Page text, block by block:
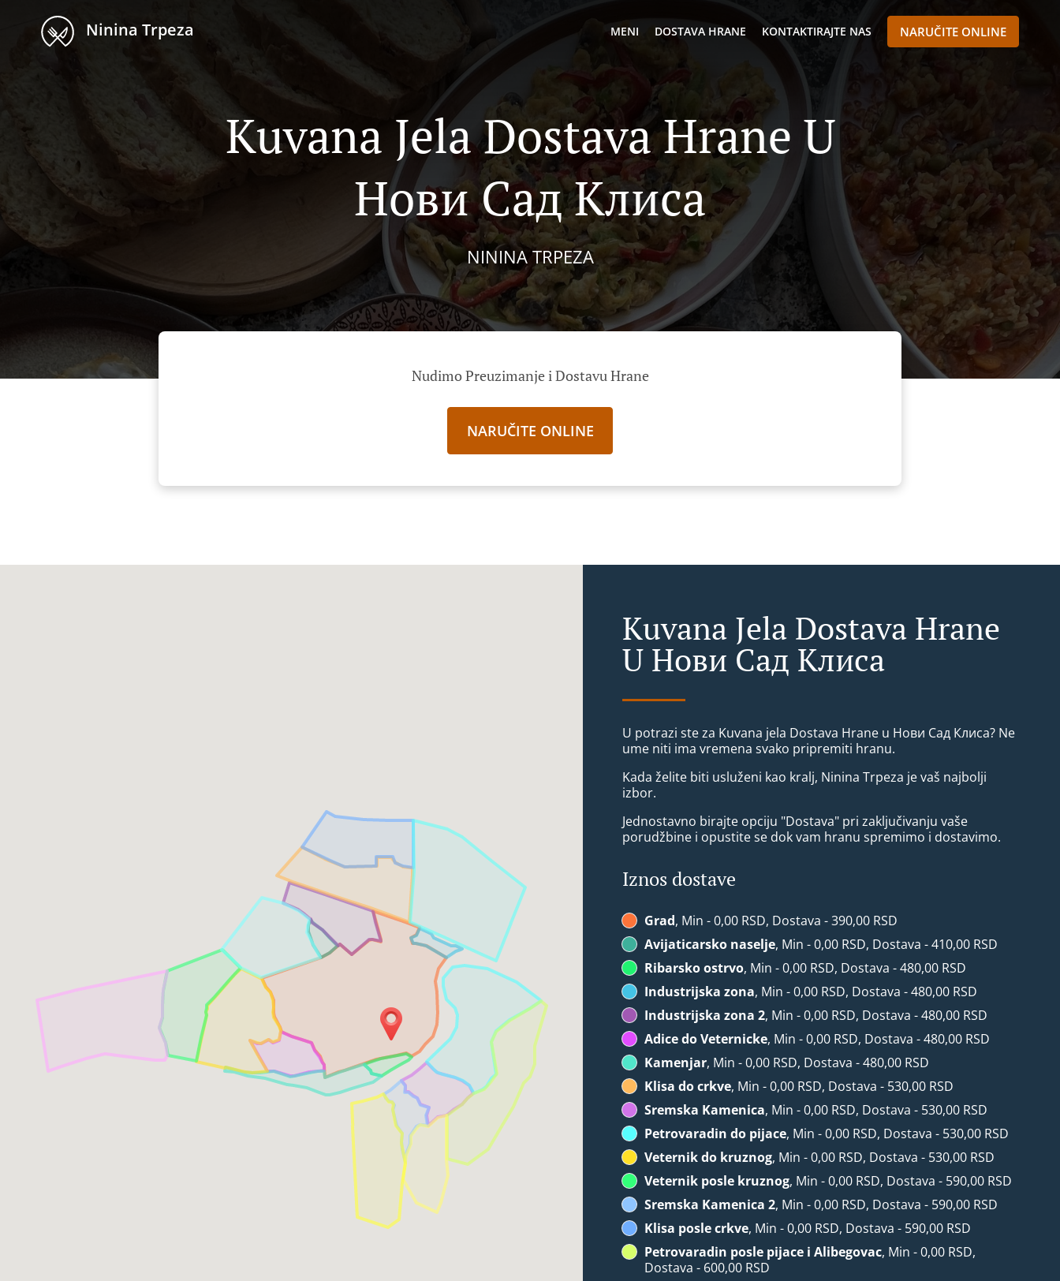
Ninina Trpeza MENI DOSTAVA HRANE KONTAKTIRAJTE NAS NARUČITE ONLINE
Kuvana Jela Dostava Hrane U
Нови Сад Клиса
NININA TRPEZA
Nudimo Preuzimanje i Dostavu Hrane
NARUČITE ONLINE
Kuvana Jela Dostava Hrane
U Нови Сад Клиса
U potrazi ste za Kuvana jela Dostava Hrane u Нови Сад Клиса? Ne
ume niti ima vremena svako pripremiti hranu.
Kada želite biti usluženi kao kralj, Ninina Trpeza je vaš najbolji
izbor.
Jednostavno birajte opciju "Dostava" pri zaključivanju vaše
porudžbine i opustite se dok vam hranu spremimo i dostavimo.
Iznos dostave
Grad, Min - 0,00 RSD, Dostava - 390,00 RSD
Avijaticarsko naselje, Min - 0,00 RSD, Dostava - 410,00 RSD
Ribarsko ostrvo, Min - 0,00 RSD, Dostava - 480,00 RSD
Industrijska zona, Min - 0,00 RSD, Dostava - 480,00 RSD
Industrijska zona 2, Min - 0,00 RSD, Dostava - 480,00 RSD
Adice do Veternicke, Min - 0,00 RSD, Dostava - 480,00 RSD
Kamenjar, Min - 0,00 RSD, Dostava - 480,00 RSD
Klisa do crkve, Min - 0,00 RSD, Dostava - 530,00 RSD
Sremska Kamenica, Min - 0,00 RSD, Dostava - 530,00 RSD
Petrovaradin do pijace, Min - 0,00 RSD, Dostava - 530,00 RSD
Veternik do kruznog, Min - 0,00 RSD, Dostava - 530,00 RSD
Veternik posle kruznog, Min - 0,00 RSD, Dostava - 590,00 RSD
Sremska Kamenica 2, Min - 0,00 RSD, Dostava - 590,00 RSD
Klisa posle crkve, Min - 0,00 RSD, Dostava - 590,00 RSD
Petrovaradin posle pijace i Alibegovac, Min - 0,00 RSD,
Dostava - 600,00 RSD